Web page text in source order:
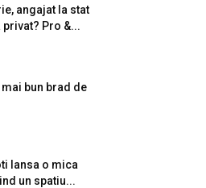
angajat la stat
Pro &...
bun brad de
lansa o mica
un spatiu...